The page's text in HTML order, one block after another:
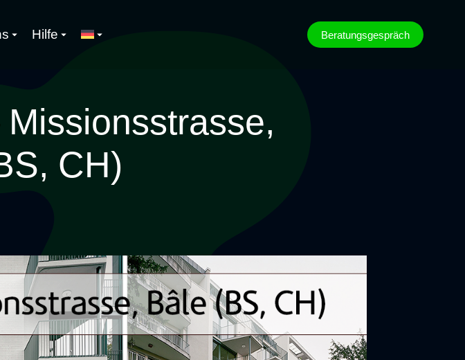
Hilfe Beratungsgespräch
CH)